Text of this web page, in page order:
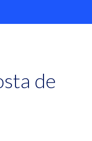
de